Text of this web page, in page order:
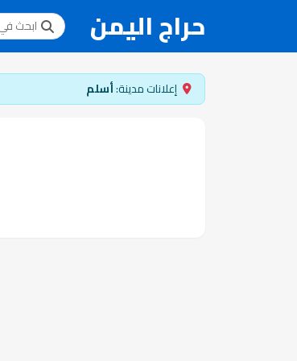
حراج اليمن
إعلانات مدينة:أسلم